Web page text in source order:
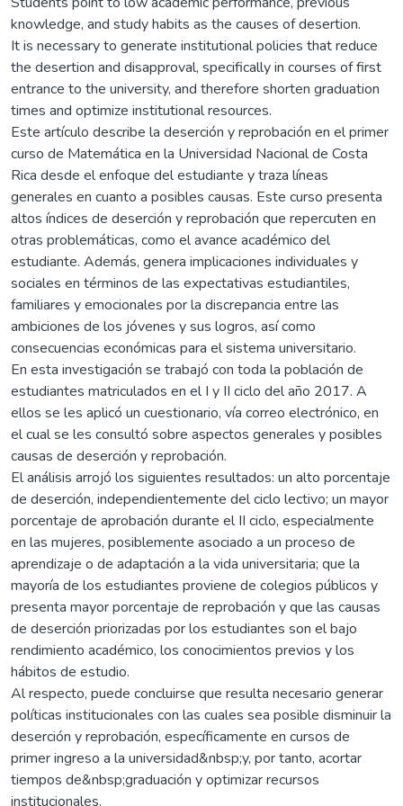
knowledge, and study habits as the causes of desertion.
It is necessary to generate institutional policies that reduce
the desertion and disapproval, specifically in courses of first
entrance to the university, and therefore shorten graduation
times and optimize institutional resources.
Este artículo describe la deserción y reprobación en el primer
curso de Matemática en la Universidad Nacional de Costa
Rica desde el enfoque del estudiante y traza líneas
generales en cuanto a posibles causas. Este curso presenta
altos índices de deserción y reprobación que repercuten en
otras problemáticas, como el avance académico del
estudiante. Además, genera implicaciones individuales y
sociales en términos de las expectativas estudiantiles,
familiares y emocionales por la discrepancia entre las
ambiciones de los jóvenes y sus logros, así como
consecuencias económicas para el sistema universitario.
En esta investigación se trabajó con toda la población de
estudiantes matriculados en el I y II ciclo del año 2017. A
ellos se les aplicó un cuestionario, vía correo electrónico, en
el cual se les consultó sobre aspectos generales y posibles
causas de deserción y reprobación.
El análisis arrojó los siguientes resultados: un alto porcentaje
de deserción, independientemente del ciclo lectivo; un mayor
porcentaje de aprobación durante el II ciclo, especialmente
en las mujeres, posiblemente asociado a un proceso de
aprendizaje o de adaptación a la vida universitaria; que la
mayoría de los estudiantes proviene de colegios públicos y
presenta mayor porcentaje de reprobación y que las causas
de deserción priorizadas por los estudiantes son el bajo
rendimiento académico, los conocimientos previos y los
hábitos de estudio.
Al respecto, puede concluirse que resulta necesario generar
políticas institucionales con las cuales sea posible disminuir la
deserción y reprobación, específicamente en cursos de
primer ingreso a la universidad&nbsp;y, por tanto, acortar
tiempos de&nbsp;graduación y optimizar recursos
institucionales.